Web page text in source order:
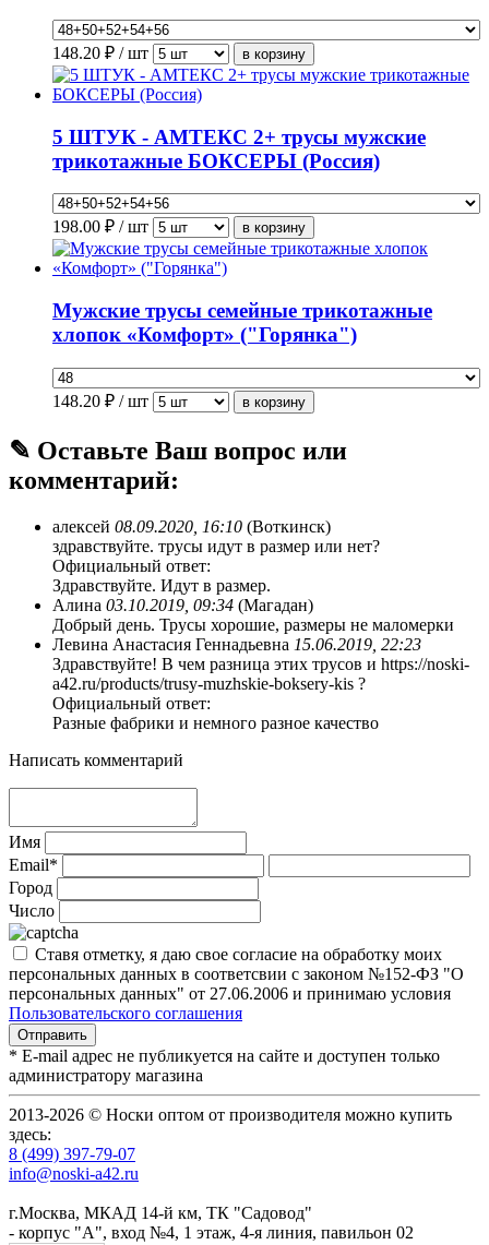
148.20 ₽ / шт
5 ШТУК - АМТЕКС 2+ трусы мужские
трикотажные БОКСЕРЫ (Россия)
198.00 ₽ / шт
Мужские трусы семейные трикотажные
хлопок «Комфорт» ("Горянка")
148.20 ₽ / шт
✎ Оставьте Ваш вопрос или
комментарий:
алексей 08.09.2020, 16:10 (Воткинск)
здравствуйте. трусы идут в размер или нет?
Официальный ответ:
Здравствуйте. Идут в размер.
Алина 03.10.2019, 09:34 (Магадан)
Добрый день. Трусы хорошие, размеры не маломерки
Левина Анастасия Геннадьевна 15.06.2019, 22:23
Здравствуйте! В чем разница этих трусов и https://noski-
a42.ru/products/trusy-muzhskie-boksery-kis ?
Официальный ответ:
Разные фабрики и немного разное качество
Написать комментарий
Имя
Email*
Город
Число
Ставя отметку, я даю свое согласие на обработку моих
персональных данных в соответсвии с законом №152-ФЗ "О
персональных данных" от 27.06.2006 и принимаю условия
Пользовательского соглашения
* E-mail адрес не публикуется на сайте и доступен только
администратору магазина
2013-2026 © Носки оптом от производителя можно купить
здесь:
8 (499) 397-79-07
info@noski-a42.ru
г.Москва, МКАД 14-й км, ТК "Садовод"
- корпус "А", вход №4, 1 этаж, 4-я линия, павильон 02